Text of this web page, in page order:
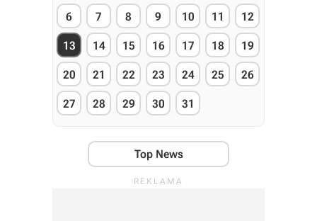
6 7 8 9 10 11 12
13 14 15 16 17 18 19
20 21 22 23 24 25 26
27 28 29 30 31
Top News